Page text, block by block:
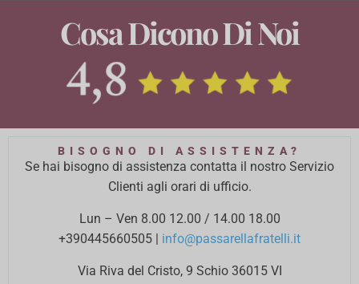
Cosa Dicono Di Noi
BISOGNO DI ASSISTENZA?
Se hai bisogno di assistenza contatta il nostro Servizio
Clienti agli orari di ufficio.
Lun – Ven 8.00 12.00 / 14.00 18.00
+390445660505
info@passarellafratelli.it
Via Riva del Cristo, 9 Schio 36015 VI